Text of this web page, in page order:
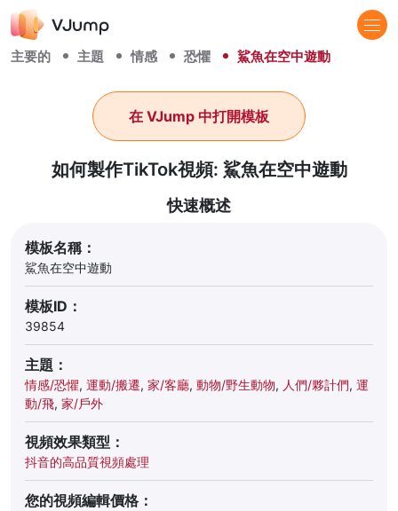
主要的 主題 情感 恐懼 鯊魚在空中遊動
如何製作TikTok視頻: 鯊魚在空中遊動
在 VJump 中打開模板
快速概述
模板名稱：
鯊魚在空中遊動
模板ID：
39854
主題：
情感/恐懼, 運動/搬遷, 家/客廳, 動物/野生動物, 人們/夥計們, 運
動/飛, 家/戶外
視頻效果類型：
抖音的高品質視頻處理
您的視頻編輯價格：